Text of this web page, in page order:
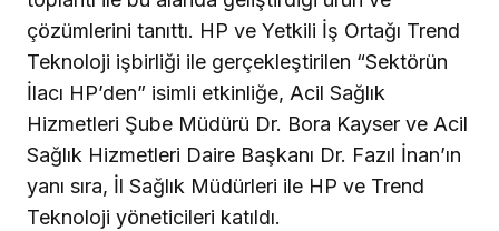
çözümlerini tanıttı. HP ve Yetkili İş Ortağı Trend
Teknoloji işbirliği ile gerçekleştirilen “Sektörün
İlacı HP’den” isimli etkinliğe, Acil Sağlık
Hizmetleri Şube Müdürü Dr. Bora Kayser ve Acil
Sağlık Hizmetleri Daire Başkanı Dr. Fazıl İnan’ın
yanı sıra, İl Sağlık Müdürleri ile HP ve Trend
Teknoloji yöneticileri katıldı.